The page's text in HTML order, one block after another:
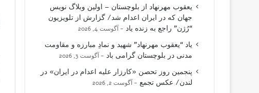
یعقوب مهرنهاد از بلوچستان – اولین وبلاگ نویس
جهان که در ایران اعدام شد/ گزارش از تلویزیون
“رُژن” راجع به زنده یاد
آگوست 4, 2026
یاد “یعقوب مهرنهاد” شهید و نمادِ مبارزه و مقاومت
مدنی در بلوچستان گرامی باد
آگوست 3, 2026
پنجمین روز تحصن «کارزار علیه اعدام در ایران» در
لندن/ عکس تجمع
آگوست 2, 2026